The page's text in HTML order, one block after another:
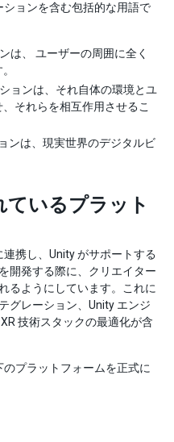
ョンを含む包括的な用語で
は、 ユーザーの周囲に全く
ョンは、それ自体の環境とユ
それらを相互作用させるこ
ンは、現実世界のデジタルビ
いるプラット
携し、Unity がサポートする
開発する際に、クリエイター
るようにしています。これに
グレーション、Unity エンジ
技術スタックの最適化が含
プラットフォームを正式に